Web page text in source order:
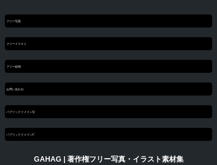
フリー写真
フリーイラスト
フリー絵画
お問い合わせ
パブリックドメインQ
パブリックドメインC
GAHAG | 著作権フリー写真・イラスト素材集